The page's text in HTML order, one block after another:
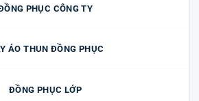
PHỤC CÔNG TY
ÁO THUN ĐỒNG PHỤC
ĐỒNG PHỤC LỚP